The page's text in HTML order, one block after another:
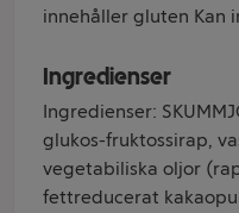
innehåller gluten Kan
Ingredienser
Ingredienser:
glukos-fruktossirap,
vegetabiliska oljor
fettreducerat